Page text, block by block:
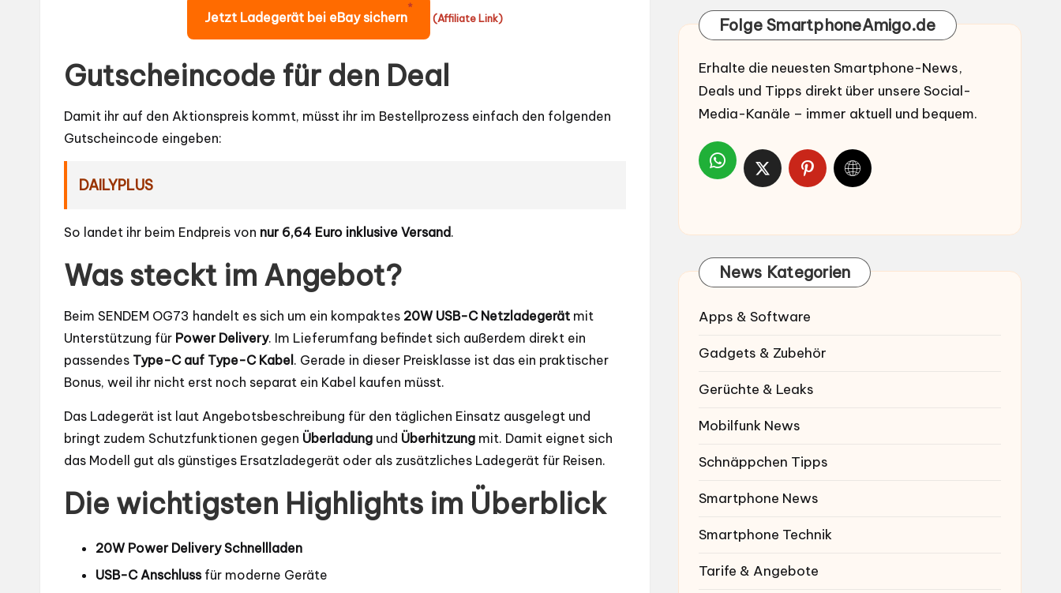
Jetzt Ladegerät bei eBay sichern
*
(Affiliate Link)
Gutscheincode für den Deal
Damit ihr auf den Aktionspreis kommt, müsst ihr im Bestellprozess einfach den folgenden
Gutscheincode eingeben:
DAILYPLUS
So landet ihr beim Endpreis von nur 6,64 Euro inklusive Versand.
Was steckt im Angebot?
Beim SENDEM OG73 handelt es sich um ein kompaktes 20W USB-C Netzladegerät mit
Unterstützung für Power Delivery. Im Lieferumfang befindet sich außerdem direkt ein
passendes Type-C auf Type-C Kabel. Gerade in dieser Preisklasse ist das ein praktischer
Bonus, weil ihr nicht erst noch separat ein Kabel kaufen müsst.
Das Ladegerät ist laut Angebotsbeschreibung für den täglichen Einsatz ausgelegt und
bringt zudem Schutzfunktionen gegen Überladung und Überhitzung mit. Damit eignet sich
das Modell gut als günstiges Ersatzladegerät oder als zusätzliches Ladegerät für Reisen.
Die wichtigsten Highlights im Überblick
20W Power Delivery Schnellladen
USB-C Anschlussfür moderne Geräte
Folge SmartphoneAmigo.de
Erhalte die neuesten Smartphone-News,
Deals und Tipps direkt über unsere Social-
Media-Kanäle – immer aktuell und bequem.
News Kategorien
Apps & Software
Gadgets & Zubehör
Gerüchte & Leaks
Mobilfunk News
Schnäppchen Tipps
Smartphone News
Smartphone Technik
Tarife & Angebote